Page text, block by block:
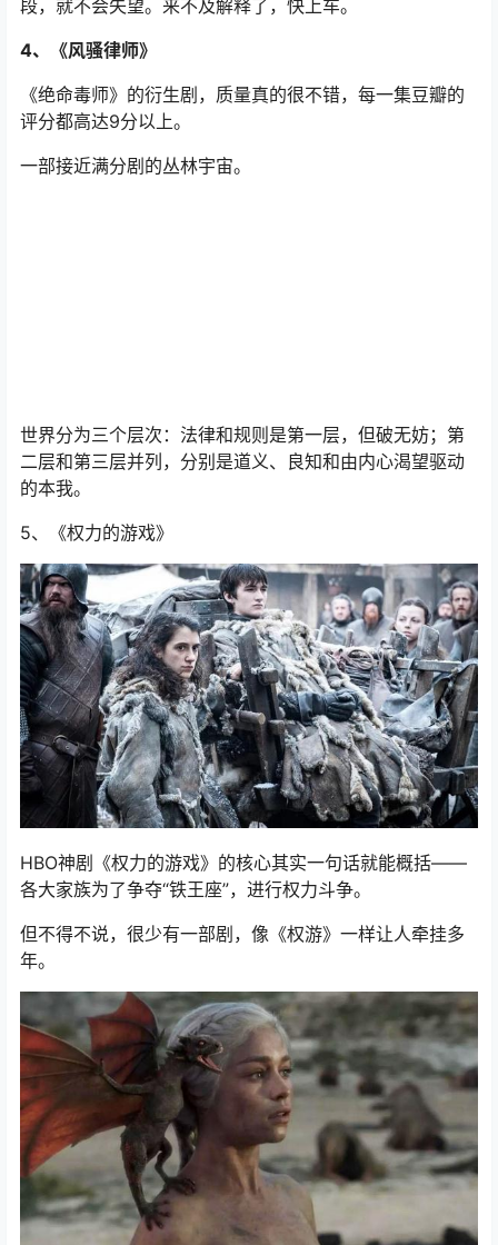
《堕落街传奇》是美国HBO所发行的的电视剧，目前豆瓣
段，就不会失望。来不及解释了，快上车。
世界分为三个层次：法律和规则是第一层，但破无妨；第
二层和第三层并列，分别是道义、良知和由内心渴望驱动
的本我。
5、《权力的游戏》
HBO神剧《权力的游戏》的核心其实一句话就能概括——
各大家族为了争夺“铁王座”，进行权力斗争。
但不得不说，很少有一部剧，像《权游》一样让人牵挂多
年。